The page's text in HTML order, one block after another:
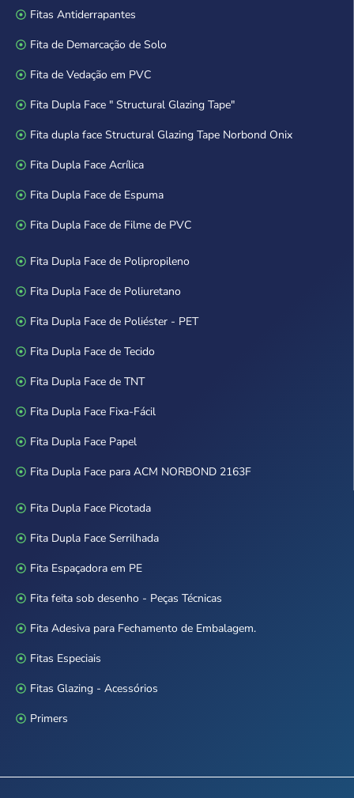
Fitas Antiderrapantes
Fita de Demarcação de Solo
Fita de Vedação em PVC
Fita Dupla Face " Structural Glazing Tape"
Fita dupla face Structural Glazing Tape Norbond Onix
Fita Dupla Face Acrílica
Fita Dupla Face de Espuma
Fita Dupla Face de Filme de PVC
Fita Dupla Face de Polipropileno
Fita Dupla Face de Poliuretano
Fita Dupla Face de Poliéster - PET
Fita Dupla Face de Tecido
Fita Dupla Face de TNT
Fita Dupla Face Fixa-Fácil
Fita Dupla Face Papel
Fita Dupla Face para ACM NORBOND 2163F
Fita Dupla Face Picotada
Fita Dupla Face Serrilhada
Fita Espaçadora em PE
Fita feita sob desenho - Peças Técnicas
Fita Adesiva para Fechamento de Embalagem.
Fitas Especiais
Fitas Glazing - Acessórios
Primers